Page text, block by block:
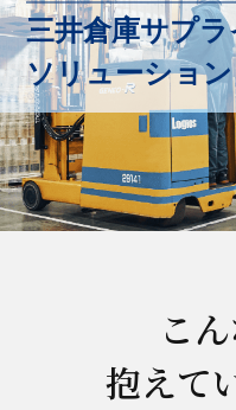
三井倉庫サプ
ソリューション
こ
抱えて